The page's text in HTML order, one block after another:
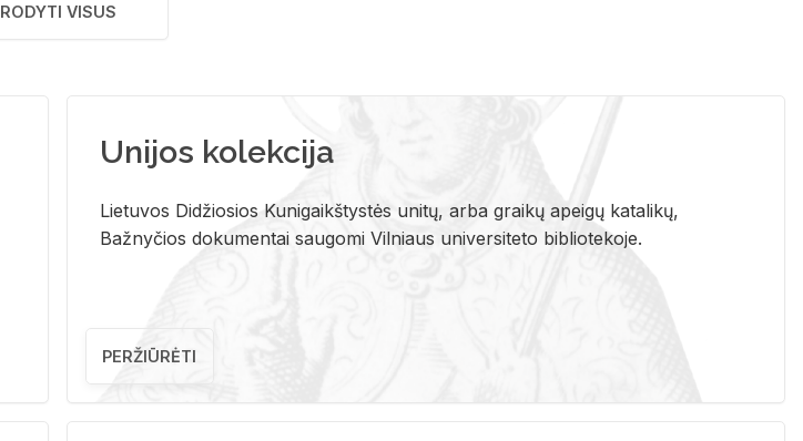
RODYTI VISUS
Unijos kolekcija
Lietuvos Didžiosios Kunigaikštystės unitų, arba graikų apeigų katalikų,
Bažnyčios dokumentai saugomi Vilniaus universiteto bibliotekoje.
PERŽIŪRĖTI